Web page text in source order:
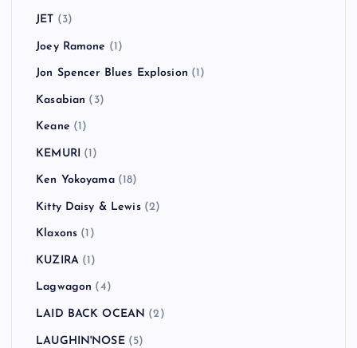
JET (3)
Joey Ramone (1)
Jon Spencer Blues Explosion (1)
Kasabian (3)
Keane (1)
KEMURI (1)
Ken Yokoyama(18)
Kitty Daisy & Lewis(2)
Klaxons (1)
KUZIRA(1)
Lagwagon (4)
LAID BACK OCEAN (2)
LAUGHIN'NOSE(5)